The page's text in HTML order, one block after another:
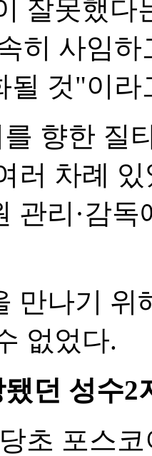
잘못했
히 사임
될 것"이라
향한 질
러 차례
관리·감
만나기 위
없었다.
던 성수
초 포스